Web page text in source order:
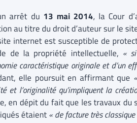
arrêt du 13 mai 2014, la Cour
au titre du droit d’auteur sur le
internet est susceptible de
de la propriété intellectuelle, «
caractéristique originale et d’un
elle poursuit en affirmant que
et l’originalité qu’impliquent la
en dépit du fait que les travaux
étaient« de facture très classique